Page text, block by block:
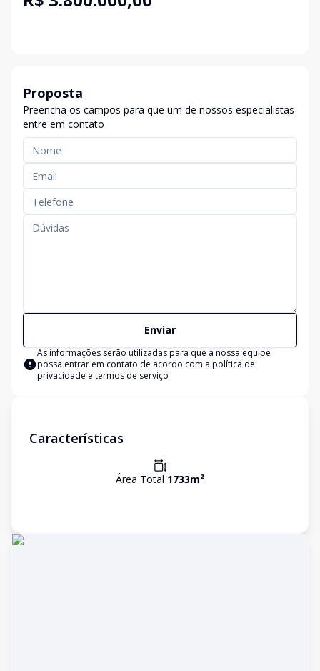
Proposta
Preencha os campos para que um de nossos especialistas
entre em contato
Enviar
As informações serão utilizadas para que a nossa equipe
possa entrar em contato de acordo com a política de
privacidade e termos de serviço
Características
Área Total 1733m²